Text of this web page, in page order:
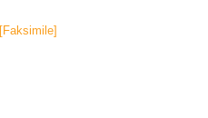
[Faksimile]